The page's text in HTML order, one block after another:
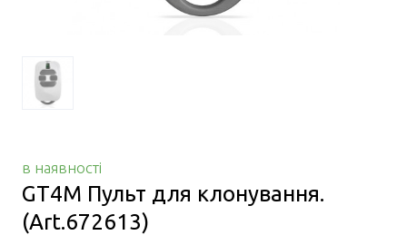
в наявності
GT4M Пульт для клонування.
(Art.672613)